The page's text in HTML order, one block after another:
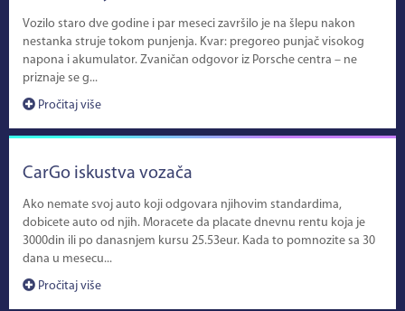
Vozilo staro dve godine i par meseci završilo je na šlepu nakon
nestanka struje tokom punjenja. Kvar: pregoreo punjač visokog
napona i akumulator. Zvaničan odgovor iz Porsche centra – ne
priznaje se g...
Pročitaj više
CarGo iskustva vozača
Ako nemate svoj auto koji odgovara njihovim standardima,
dobicete auto od njih. Moracete da placate dnevnu rentu koja je
3000din ili po danasnjem kursu 25.53eur. Kada to pomnozite sa 30
dana u mesecu...
Pročitaj više